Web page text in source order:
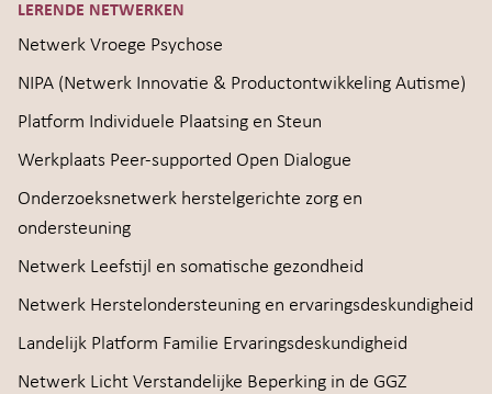
LERENDE NETWERKEN
Netwerk Vroege Psychose
NIPA (Netwerk Innovatie & Productontwikkeling Autisme)
Platform Individuele Plaatsing en Steun
Werkplaats Peer-supported Open Dialogue
Onderzoeksnetwerk herstelgerichte zorg en
ondersteuning
Netwerk Leefstijl en somatische gezondheid
Netwerk Herstelondersteuning en ervaringsdeskundigheid
Landelijk Platform Familie Ervaringsdeskundigheid
Netwerk Licht Verstandelijke Beperking in de GGZ